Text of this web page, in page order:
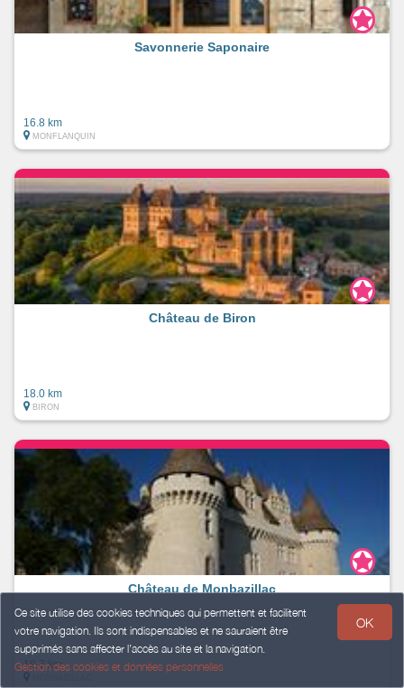
Ce site utilise des cookies techniques qui permettent et facilitent
votre navigation. Ils sont indispensables et ne sauraient être
supprimés sans affecter l’accès au site et la navigation.
Gestion des cookies et données personnelles
OK
Savonnerie Saponaire
16.8 km
MONFLANQUIN
Château de Biron
18.0 km
BIRON
Château de Monbazillac
19.7 km